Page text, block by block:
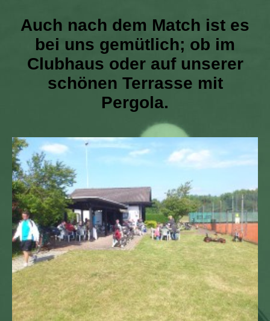
Auch nach dem Match ist es
bei uns gemütlich; ob im
Clubhaus oder auf unserer
schönen Terrasse mit
Pergola.